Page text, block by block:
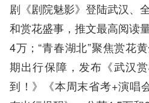
剧《剧院魅影》登陆武汉、
和赏花盛事，推文最高阅读
4万；“青春湖北”聚焦赏花
期出行保障，发布《武汉
到！》《本周末省考+演唱